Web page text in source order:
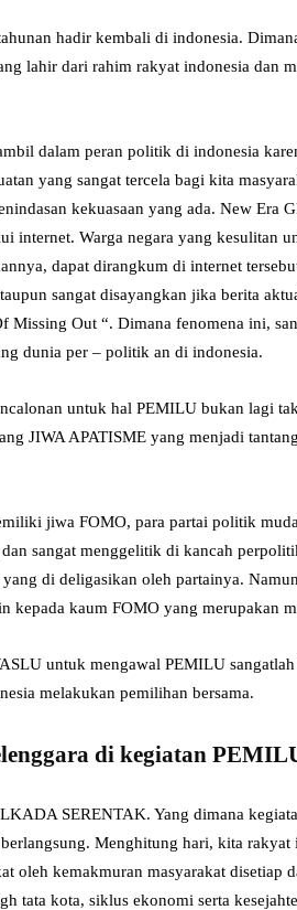
hadir kembali di indonesia.
lahir dari rahim rakyat indonesia dan
dalam peran politik di indonesia
yang sangat tercela bagi kita
kekuasaan yang ada. New Era
internet. Warga negara yang kesulitan
dapat dirangkum di internet
sangat disayangkan jika berita
Missing Out “. Dimana fenomena ini,
dunia per – politik an di indonesia.
untuk hal PEMILU bukan lagi
JIWA APATISME yang menjadi
jiwa FOMO, para partai politik
sangat menggelitik di kancah
di deligasikan oleh partainya.
kepada kaum FOMO yang merupakan
untuk mengawal PEMILU
melakukan pemilihan bersama.
di kegiatan
SERENTAK. Yang dimana
Menghitung hari, kita
oleh kemakmuran masyarakat
tata kota, siklus ekonomi serta